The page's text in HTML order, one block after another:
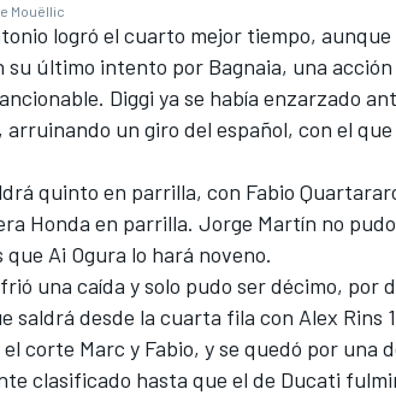
Mouëllic
logró el cuarto mejor tiempo,
su último intento por Bagnaia, una
Diggi ya se había enzarzado
arruinando un giro del español, con el
quinto en parrilla, con Fabio
Honda en parrilla. Jorge Martín no
que Ai Ogura lo hará noveno.
una caída y solo pudo ser décimo, por
saldrá desde la cuarta fila con Alex Rins
el corte Marc y Fabio, y se quedó por una
clasificado hasta que el de Ducati